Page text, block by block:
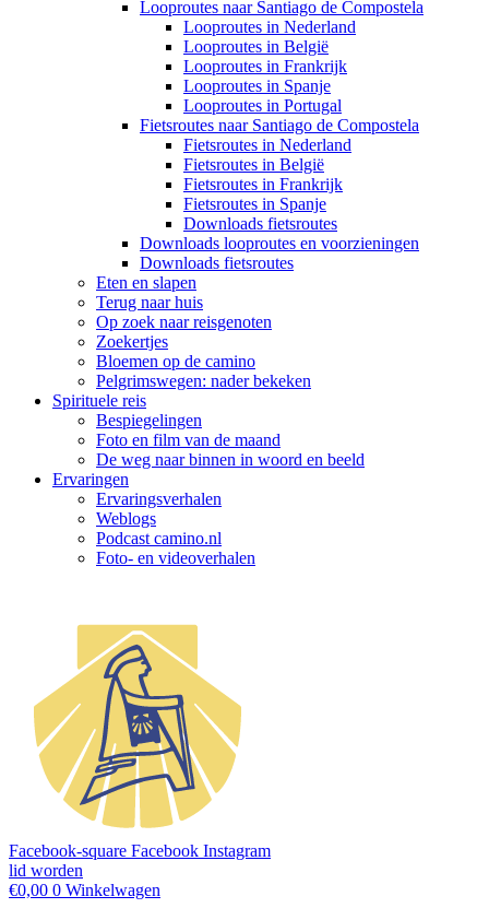
Looproutes naar Santiago de Compostela
Looproutes in Nederland
Looproutes in België
Looproutes in Frankrijk
Looproutes in Spanje
Looproutes in Portugal
Fietsroutes naar Santiago de Compostela
Fietsroutes in Nederland
Fietsroutes in België
Fietsroutes in Frankrijk
Fietsroutes in Spanje
Downloads fietsroutes
Downloads looproutes en voorzieningen
Downloads fietsroutes
Eten en slapen
Terug naar huis
Op zoek naar reisgenoten
Zoekertjes
Bloemen op de camino
Pelgrimswegen: nader bekeken
Spirituele reis
Bespiegelingen
Foto en film van de maand
De weg naar binnen in woord en beeld
Ervaringen
Ervaringsverhalen
Weblogs
Podcast camino.nl
Foto- en videoverhalen
Facebook-square Facebook Instagram
lid worden
€0,00 0 Winkelwagen